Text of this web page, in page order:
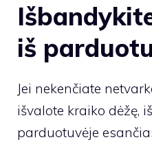
iš
Jei nekenčiate
išvalote kraiko dėžę,
parduotuvėje